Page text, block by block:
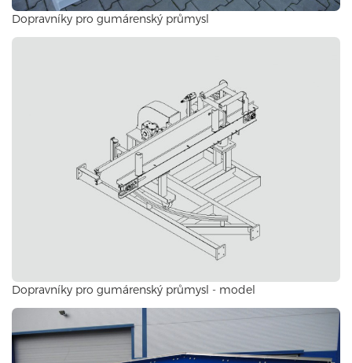
Dopravníky pro gumárenský průmysl
Dopravníky pro gumárenský průmysl - model